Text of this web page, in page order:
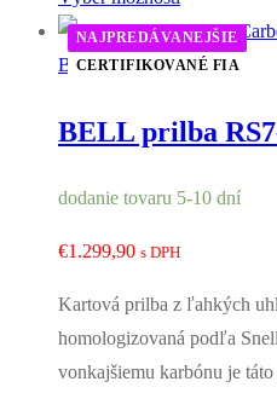
Bell
NAJPREDÁVANEJŠIE
CERTIFIKOVANÉ FIA
BELL prilba
dodanie tovaru 5-10 dní
€1.299,90 s DPH
Kartová prilba z ľahkých
homologizovaná podľa
vonkajšiemu karbónu je